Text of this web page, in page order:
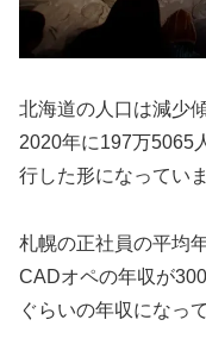
北海道の人口は減少
2020年に197万5065
行した形になっていま
札幌の正社員の平均
CADオペの年収が
ぐらいの年収になっ